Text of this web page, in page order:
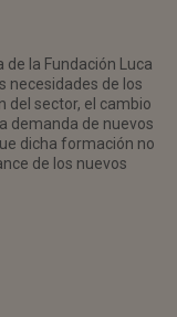
la Fundación Luca
necesidades de los
del sector, el cambio
demanda de nuevos
dicha formación no
de los nuevos